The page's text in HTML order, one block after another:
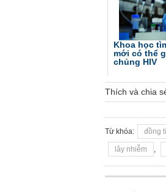
Khoa học
mới có thể
chủng HIV
Thích và chia
Từ khóa: đồng
lây nhiễm ,